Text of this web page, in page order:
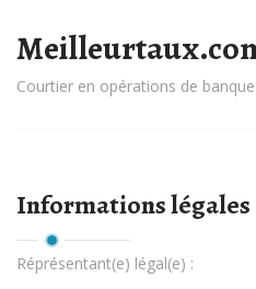
Courtier en opérations de
Informations légales
Réprésentant(e) légal(e) :